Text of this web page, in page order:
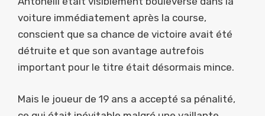
voiture immédiatement après la course,
conscient que sa chance de victoire avait été
détruite et que son avantage autrefois
important pour le titre était désormais mince.
Mais le joueur de 19 ans a accepté sa pénalité,